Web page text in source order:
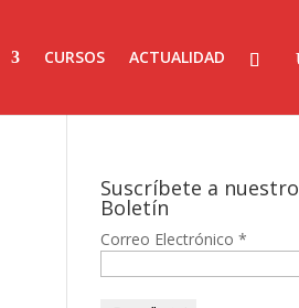
CURSOS ACTUALIDAD
Suscríbete a nuestro
Boletín
Correo Electrónico*